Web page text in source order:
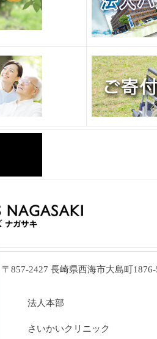
〒857-2427 長崎県西海市大島町
法人本部
さいかいクリニック